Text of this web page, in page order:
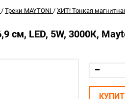
/ Треки MAYTONI / ХИТ! Тонкая
см, LED, 5W, 3000К,